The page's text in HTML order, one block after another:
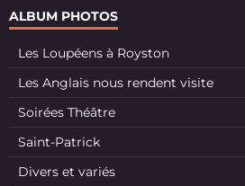
ALBUM PHOTOS
Les Loupéens à Royston
Les Anglais nous rendent visite
Soirées Théâtre
Saint-Patrick
Divers et variés